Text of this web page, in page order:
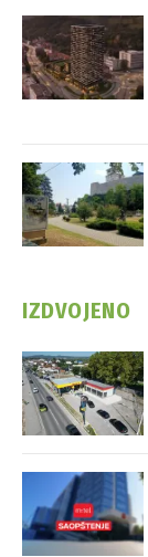
IZDVOJENO